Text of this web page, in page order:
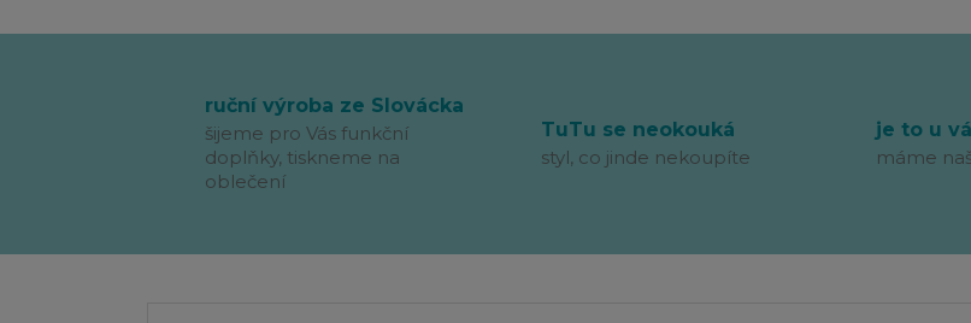
ruční výroba ze Slovácka
šijeme pro Vás funkční
doplňky, tiskneme na
oblečení
TuTu se neokouká
styl, co jinde nekoupíte
je to u
máme